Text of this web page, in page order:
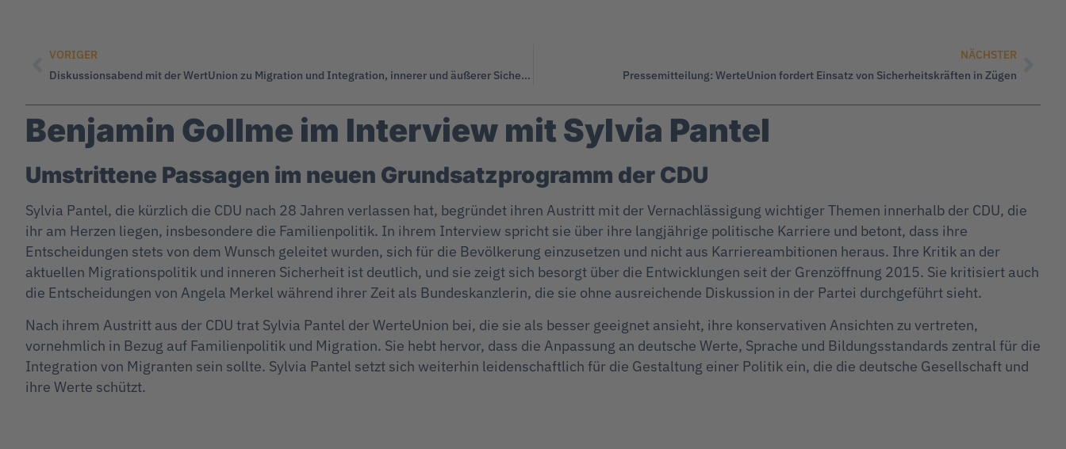
VORIGER
Diskussionsabend mit der WertUnion zu Migration und Integration, innerer und äußerer Sicherheit sowie Jugend und Familie
NÄCHSTER
Pressemitteilung: WerteUnion fordert Einsatz von Sicherheitskräften in Zügen
Benjamin Gollme im Interview mit Sylvia Pantel
Umstrittene Passagen im neuen Grundsatzprogramm der CDU
Sylvia Pantel, die kürzlich die CDU nach 28 Jahren verlassen hat, begründet ihren Austritt mit der Vernachlässigung wichtiger Themen innerhalb der CDU, die
ihr am Herzen liegen, insbesondere die Familienpolitik. In ihrem Interview spricht sie über ihre langjährige politische Karriere und betont, dass ihre
Entscheidungen stets von dem Wunsch geleitet wurden, sich für die Bevölkerung einzusetzen und nicht aus Karriereambitionen heraus. Ihre Kritik an der
aktuellen Migrationspolitik und inneren Sicherheit ist deutlich, und sie zeigt sich besorgt über die Entwicklungen seit der Grenzöffnung 2015. Sie kritisiert auch
die Entscheidungen von Angela Merkel während ihrer Zeit als Bundeskanzlerin, die sie ohne ausreichende Diskussion in der Partei durchgeführt sieht.
Nach ihrem Austritt aus der CDU trat Sylvia Pantel der WerteUnion bei, die sie als besser geeignet ansieht, ihre konservativen Ansichten zu vertreten,
vornehmlich in Bezug auf Familienpolitik und Migration. Sie hebt hervor, dass die Anpassung an deutsche Werte, Sprache und Bildungsstandards zentral für die
Integration von Migranten sein sollte. Sylvia Pantel setzt sich weiterhin leidenschaftlich für die Gestaltung einer Politik ein, die die deutsche Gesellschaft und
ihre Werte schützt.